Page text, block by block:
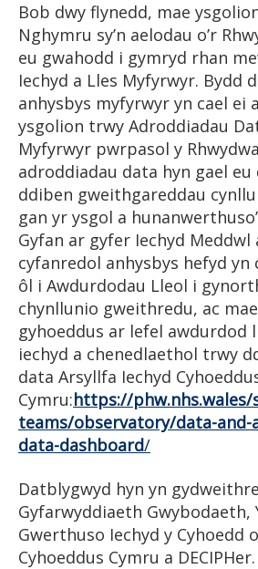
Bob dwy flynedd, mae
Nghymru sy’n aelodau o’r
eu gwahodd i gymryd rhan
Iechyd a Lles Myfyrwyr. Bydd
anhysbys myfyrwyr yn cael ei
ysgolion trwy Adroddiadau
Myfyrwyr pwrpasol y
adroddiadau data hyn gael
ddiben gweithgareddau
gan yr ysgol a
Gyfan ar gyfer Iechyd Meddwl
cyfanredol anhysbys hefyd yn
ôl i Awdurdodau Lleol i
chynllunio gweithredu, ac
gyhoeddus ar lefel awdurdod
iechyd a chenedlaethol trwy
data Arsyllfa Iechyd
Cymru:https://phw.nhs.wales/
teams/observatory/data-and-
data-dashboard/
Datblygwyd hyn yn
Gyfarwyddiaeth Gwybodaeth,
Gwerthuso Iechyd y Cyhoedd
Cyhoeddus Cymru a DECIPHer.